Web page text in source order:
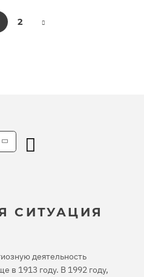
2
СИТУАЦИЯ
деятельность
в 1913 году. В 1992 году,